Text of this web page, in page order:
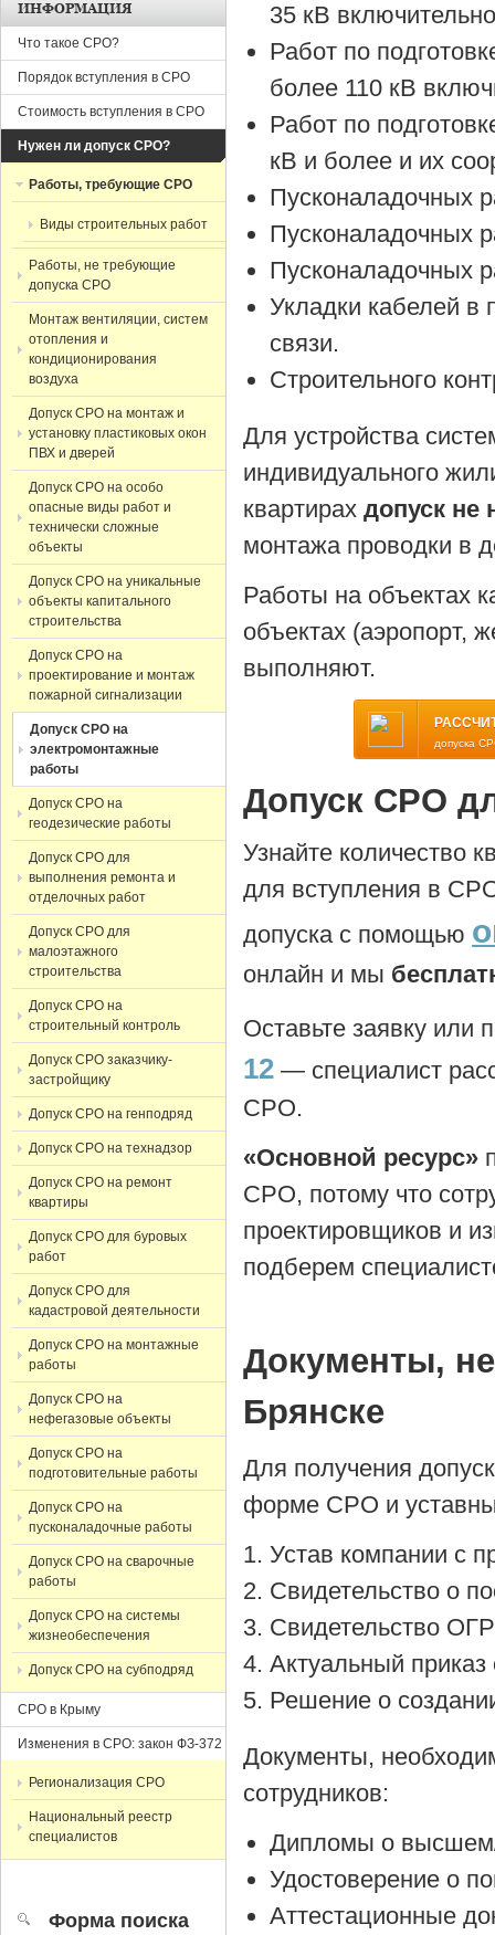
35 кВ
Работ по
более 110 кВ
Работ по
кВ и более и их
Пусконаладочных
Пусконаладочных
Пусконаладочных
Укладки кабелей в
связи.
Строительного
Для устройства
индивидуального
квартирахдопуск не
монтажа проводки в
Работы на объектах
объектах (аэропорт,
выполняют.
допуска
Допуск СРО
Узнайте количество
для вступления в
допуска с помощью
онлайн и мы
Оставьте заявку или
12 — специалист
СРО.
«Основной ресурс»
СРО, потому что
проектировщиков и
подберем
Документы,
Брянске
Для получения
форме СРО и
Устав компании с
Cвидетельство о
Cвидетельство
Актуальный приказ
Решение о
Документы,
сотрудников:
Дипломы о
Удостоверение о
Аттестационные
ИНФОРМАЦИЯ
Что такое СРО?
Порядок вступления в СРО
Стоимость вступления в СРО
Нужен ли допуск СРО?
Работы, требующие СРО
Виды строительных работ
Работы, не требующие
допуска СРО
Монтаж вентиляции, систем
отопления и
кондиционирования
воздуха
Допуск СРО на монтаж и
установку пластиковых окон
ПВХ и дверей
Допуск СРО на особо
опасные виды работ и
технически сложные
объекты
Допуск СРО на уникальные
объекты капитального
строительства
Допуск СРО на
проектирование и монтаж
пожарной сигнализации
Допуск СРО на
электромонтажные
работы
Допуск СРО на
геодезические работы
Допуск СРО для
выполнения ремонта и
отделочных работ
Допуск СРО для
малоэтажного
строительства
Допуск СРО на
строительный контроль
Допуск СРО заказчику-
застройщику
Допуск СРО на генподряд
Допуск СРО на технадзор
Допуск СРО на ремонт
квартиры
Допуск СРО для буровых
работ
Допуск СРО для
кадастровой деятельности
Допуск СРО на монтажные
работы
Допуск СРО на
нефегазовые объекты
Допуск СРО на
подготовительные работы
Допуск СРО на
пусконаладочные работы
Допуск СРО на сварочные
работы
Допуск СРО на системы
жизнеобеспечения
Допуск СРО на субподряд
СРО в Крыму
Изменения в СРО: закон ФЗ-372
Регионализация СРО
Национальный реестр
специалистов
Форма поиска